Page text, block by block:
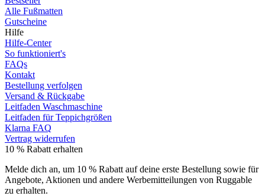
Alle Fußmatten
Gutscheine
Hilfe
Hilfe-Center
So funktioniert's
FAQs
Kontakt
Bestellung verfolgen
Versand & Rückgabe
Leitfaden Waschmaschine
Leitfaden für Teppichgrößen
Klarna FAQ
Vertrag widerrufen
10 % Rabatt erhalten
Melde dich an, um 10 % Rabatt auf deine erste Bestellung sowie für
Angebote, Aktionen und andere Werbemitteilungen von Ruggable
zu erhalten.